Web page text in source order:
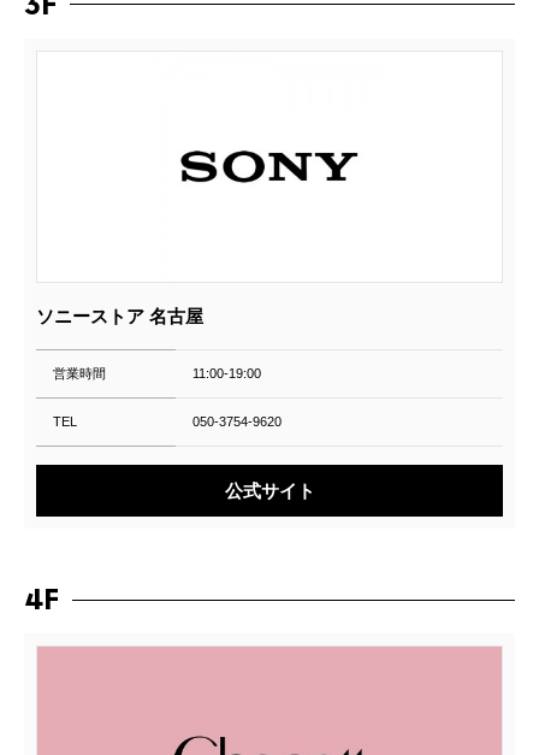
ソニーストア 名古屋
営業時間 11:00-19:00
TEL 050-3754-9620
公式サイト
4F